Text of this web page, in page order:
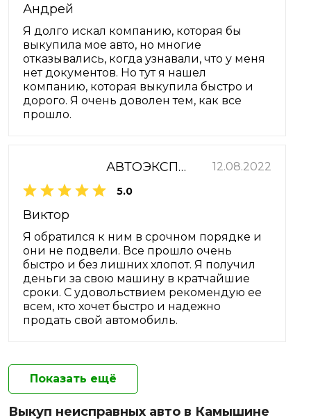
Андрей
Я долго искал компанию, которая бы
выкупила мое авто, но многие
отказывались, когда узнавали, что у меня
нет документов. Но тут я нашел
компанию, которая выкупила быстро и
дорого. Я очень доволен тем, как все
прошло.
АВТОЭКСПРЕСС 12.08.2022
5.0
Виктор
Я обратился к ним в срочном порядке и
они не подвели. Все прошло очень
быстро и без лишних хлопот. Я получил
деньги за свою машину в кратчайшие
сроки. С удовольствием рекомендую ее
всем, кто хочет быстро и надежно
продать свой автомобиль.
Показать ещё
Выкуп неисправных авто в Камышине